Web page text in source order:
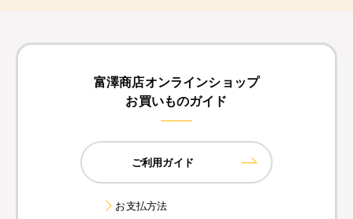
富澤商店オンラインショップ
お買いものガイド
ご利用ガイド
お支払方法